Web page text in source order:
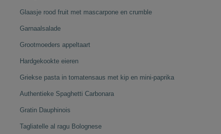
Glaasje rood fruit met mascarpone en crumble
Garnaalsalade
Grootmoeders appeltaart
Hardgekookte eieren
Griekse pasta in tomatensaus met kip en mini-paprika
Authentieke Spaghetti Carbonara
Gratin Dauphinois
Tagliatelle al ragu Bolognese